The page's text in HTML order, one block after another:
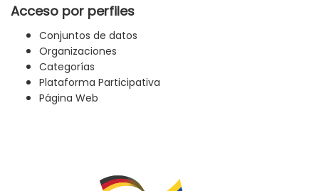
Acceso por perfiles
Conjuntos de datos
Organizaciones
Categorías
Plataforma Participativa
Página Web